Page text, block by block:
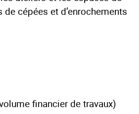
cépées et d’enrochements
financier de travaux)